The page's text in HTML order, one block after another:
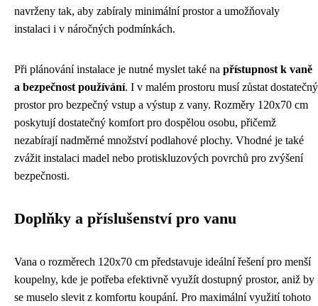
navrženy tak, aby zabíraly minimální prostor a umožňovaly
instalaci i v náročných podmínkách.
Při plánování instalace je nutné myslet také na přístupnost k vaně
a bezpečnost používání. I v malém prostoru musí zůstat dostatečný
prostor pro bezpečný vstup a výstup z vany. Rozměry 120x70 cm
poskytují dostatečný komfort pro dospělou osobu, přičemž
nezabírají nadměrné množství podlahové plochy. Vhodné je také
zvážit instalaci madel nebo protiskluzových povrchů pro zvýšení
bezpečnosti.
Doplňky a příslušenství pro vanu
Vana o rozměrech 120x70 cm představuje ideální řešení pro menší
koupelny, kde je potřeba efektivně využít dostupný prostor, aniž by
se muselo slevit z komfortu koupání. Pro maximální využití tohoto